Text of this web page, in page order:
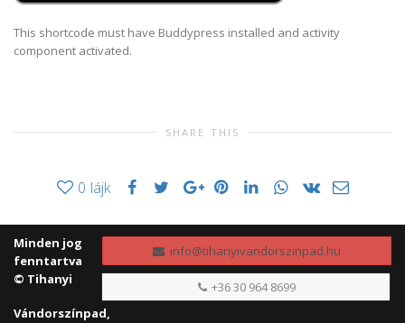
This shortcode must have Buddypress installed and activity
component activated.
SHARE THIS
0 lájk
info@tihanyivandorszinpad.hu
+36 30 964 8699
Minden jog
fenntartva
© Tihanyi
Vándorszínpad,